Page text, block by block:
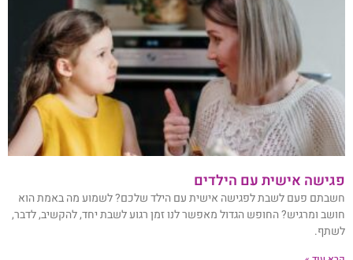
פגישה אישית עם הילדים
חשבתם פעם לשבת לפגישה אישית עם הילד שלכם? לשמוע מה באמת הוא
חושב ומרגיש? החופש הגדול מאפשר לנו זמן רגוע לשבת יחד, להקשיב, לדבר,
לשתף.